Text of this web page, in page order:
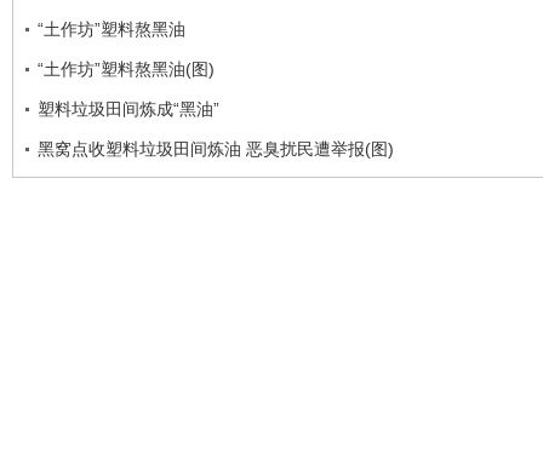
“土作坊”塑料熬黑油
“土作坊”塑料熬黑油(图)
塑料垃圾田间炼成“黑油”
黑窝点收塑料垃圾田间炼油 恶臭扰民遭举报(图)